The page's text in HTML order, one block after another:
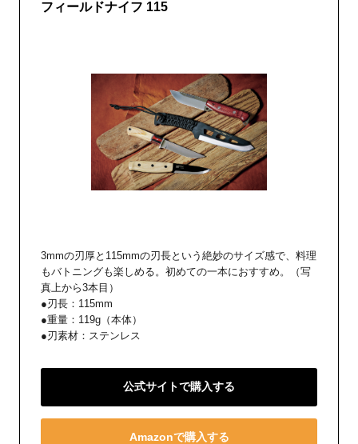
フィールドナイフ 115
3mmの刃厚と115mmの刃長という絶妙のサイズ感で、料理
もバトニングも楽しめる。初めての一本におすすめ。（写
真上から3本目）
●刃長：115mm
●重量：119g（本体）
●刃素材：ステンレス
公式サイトで購入する
Amazonで購入する